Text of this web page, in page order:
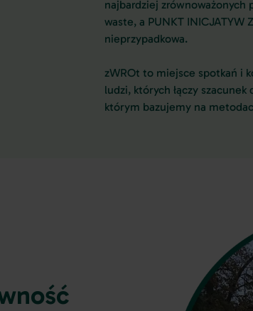
najbardziej zrównoważonych
waste, a PUNKT INICJATYW
nieprzypadkowa.
zWROt to miejsce spotkań i
ludzi, których łączy
którym bazujemy na